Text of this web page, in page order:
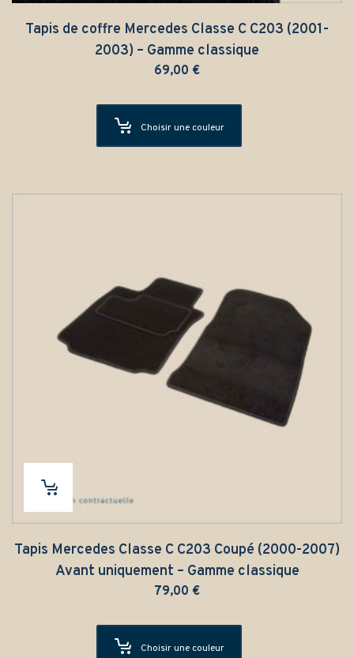
Tapis de coffre Mercedes Classe C C203 (2001-
2003) – Gamme classique
69,00 €
Choisir une couleur
Tapis Mercedes Classe C C203 Coupé (2000-2007)
Avant uniquement – Gamme classique
79,00 €
Choisir une couleur